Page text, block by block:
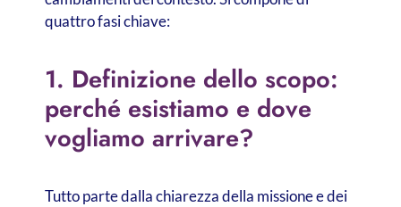
quattro fasi chiave:
1. Definizione dello scopo:
perché esistiamo e dove
vogliamo arrivare?
Tutto parte dalla chiarezza della missione e dei